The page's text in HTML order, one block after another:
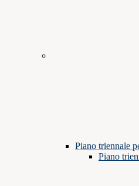
Piano triennale
Piano